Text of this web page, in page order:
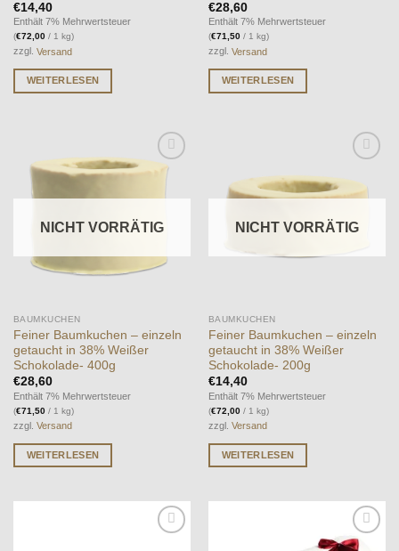
€14,40
Enthält 7% Mehrwertsteuer
(€72,00/ 1 kg)
zzgl. Versand
WEITERLESEN
€28,60
Enthält 7% Mehrwertsteuer
(€71,50/ 1 kg)
zzgl. Versand
WEITERLESEN
Auf die
NICHT VORRÄTIG
BAUMKUCHEN
Feiner Baumkuchen – einzeln
getaucht in 38% Weißer
Schokolade- 400g
€28,60
Enthält 7% Mehrwertsteuer
(€71,50/ 1 kg)
zzgl. Versand
WEITERLESEN
Wunschliste
NICHT VORRÄTIG
BAUMKUCHEN
Feiner Baumkuchen – einzeln
getaucht in 38% Weißer
Schokolade- 200g
€14,40
Enthält 7% Mehrwertsteuer
(€72,00/ 1 kg)
zzgl. Versand
WEITERLESEN
Auf die